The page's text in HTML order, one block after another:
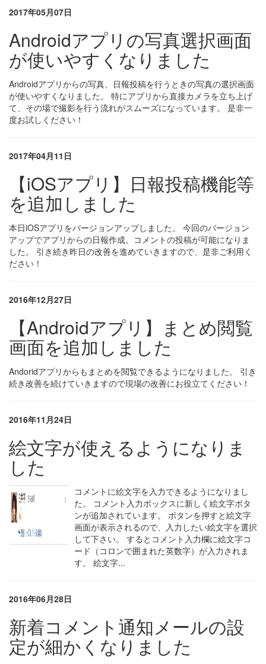
2017年05月07日
Androidアプリの写真選択画面
が使いやすくなりました
Androidアプリからの写真、日報投稿を行うときの写真の選択画面
が使いやすくなりました。 特にアプリから直接カメラを立ち上げ
て、その場で撮影を行う流れがスムーズになっています。 是非一
度お試しください！
2017年04月11日
【iOSアプリ】日報投稿機能等
を追加しました
本日iOSアプリをバージョンアップしました。 今回のバージョン
アップでアプリからの日報作成、コメントの投稿が可能になりま
した。 引き続き昨日の改善を進めていきますので、是非ご利用く
ださい！
2016年12月27日
【Androidアプリ】まとめ閲覧
画面を追加しました
Andoridアプリからもまとめを閲覧できるようになりました。 引き
続き改善を続けていきますので現場の改善にお役立てください！
2016年11月24日
絵文字が使えるようになりま
した
コメントに絵文字を入力できるようになりまし
た。 コメント入力ボックスに新しく絵文字ボタ
ンが追加されています。 ボタンを押すと絵文字
画面が表示されるので、入力したい絵文字を選択
して下さい。 するとコメント入力欄に絵文字コ
ード（コロンで囲まれた英数字）が入力されま
す。 絵文字...
2016年06月28日
新着コメント通知メールの設
定が細かくなりました